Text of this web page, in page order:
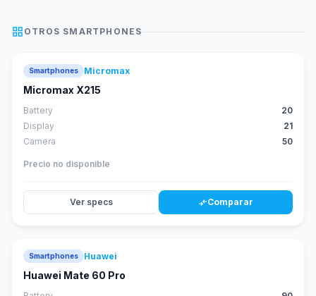
grid_view OTROS SMARTPHONES
Smartphones Micromax
Micromax X215
Battery
20
Display
21
Camera
50
Precio no disponible
Ver specs compare_arrowsComparar
Smartphones Huawei
Huawei Mate 60 Pro